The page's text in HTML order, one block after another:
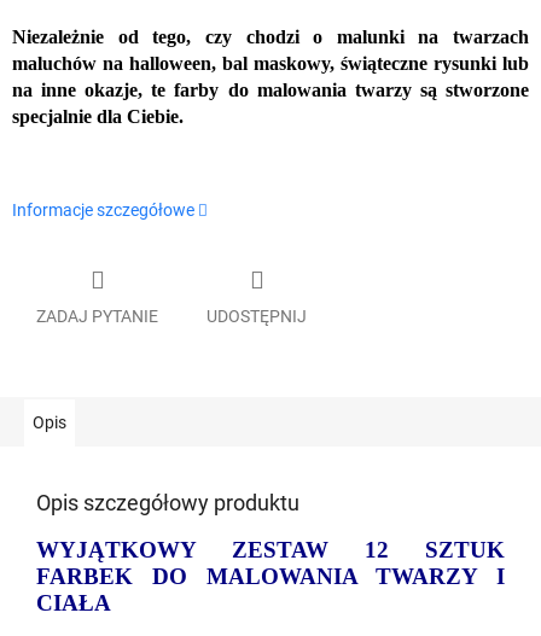
Niezależnie od tego, czy chodzi o malunki na twarzach
maluchów na halloween, bal maskowy, świąteczne rysunki lub
na inne okazje, te farby do malowania twarzy są stworzone
specjalnie dla Ciebie.
Informacje szczegółowe
ZADAJ PYTANIE UDOSTĘPNIJ
Opis
Opis szczegółowy produktu
WYJĄTKOWY ZESTAW 12 SZTUK
FARBEK DO MALOWANIA TWARZY I
CIAŁA